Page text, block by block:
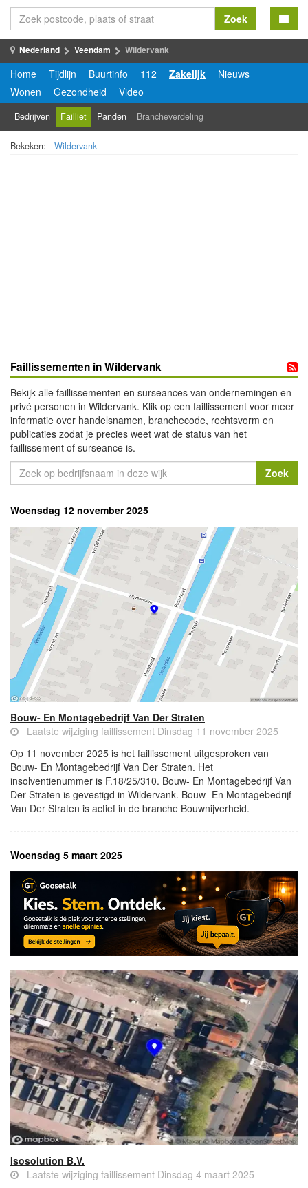
Zoek
Nederland Veendam Wildervank
Home Tijdlijn Buurtinfo 112 Zakelijk
Nieuws
Wonen
Gezondheid Video
Bedrijven Failliet Panden Brancheverdeling
Bekeken: Wildervank
Faillissementen in Wildervank
Bekijk alle faillissementen en surseances van ondernemingen en
privé personen in Wildervank. Klik op een faillissement voor meer
informatie over handelsnamen, branchecode, rechtsvorm en
publicaties zodat je precies weet wat de status van het
faillissement of surseance is.
Woensdag 12 november 2025
Bouw- En Montagebedrijf Van Der Straten
Laatste wijziging faillissement Dinsdag 11 november 2025
Op 11 november 2025 is het faillissement uitgesproken van
Bouw- En Montagebedrijf Van Der Straten. Het
insolventienummer is F.18/25/310. Bouw- En Montagebedrijf Van
Der Straten is gevestigd in Wildervank. Bouw- En Montagebedrijf
Van Der Straten is actief in de branche Bouwnijverheid.
Woensdag 5 maart 2025
Isosolution B.V.
Laatste wijziging faillissement Dinsdag 4 maart 2025